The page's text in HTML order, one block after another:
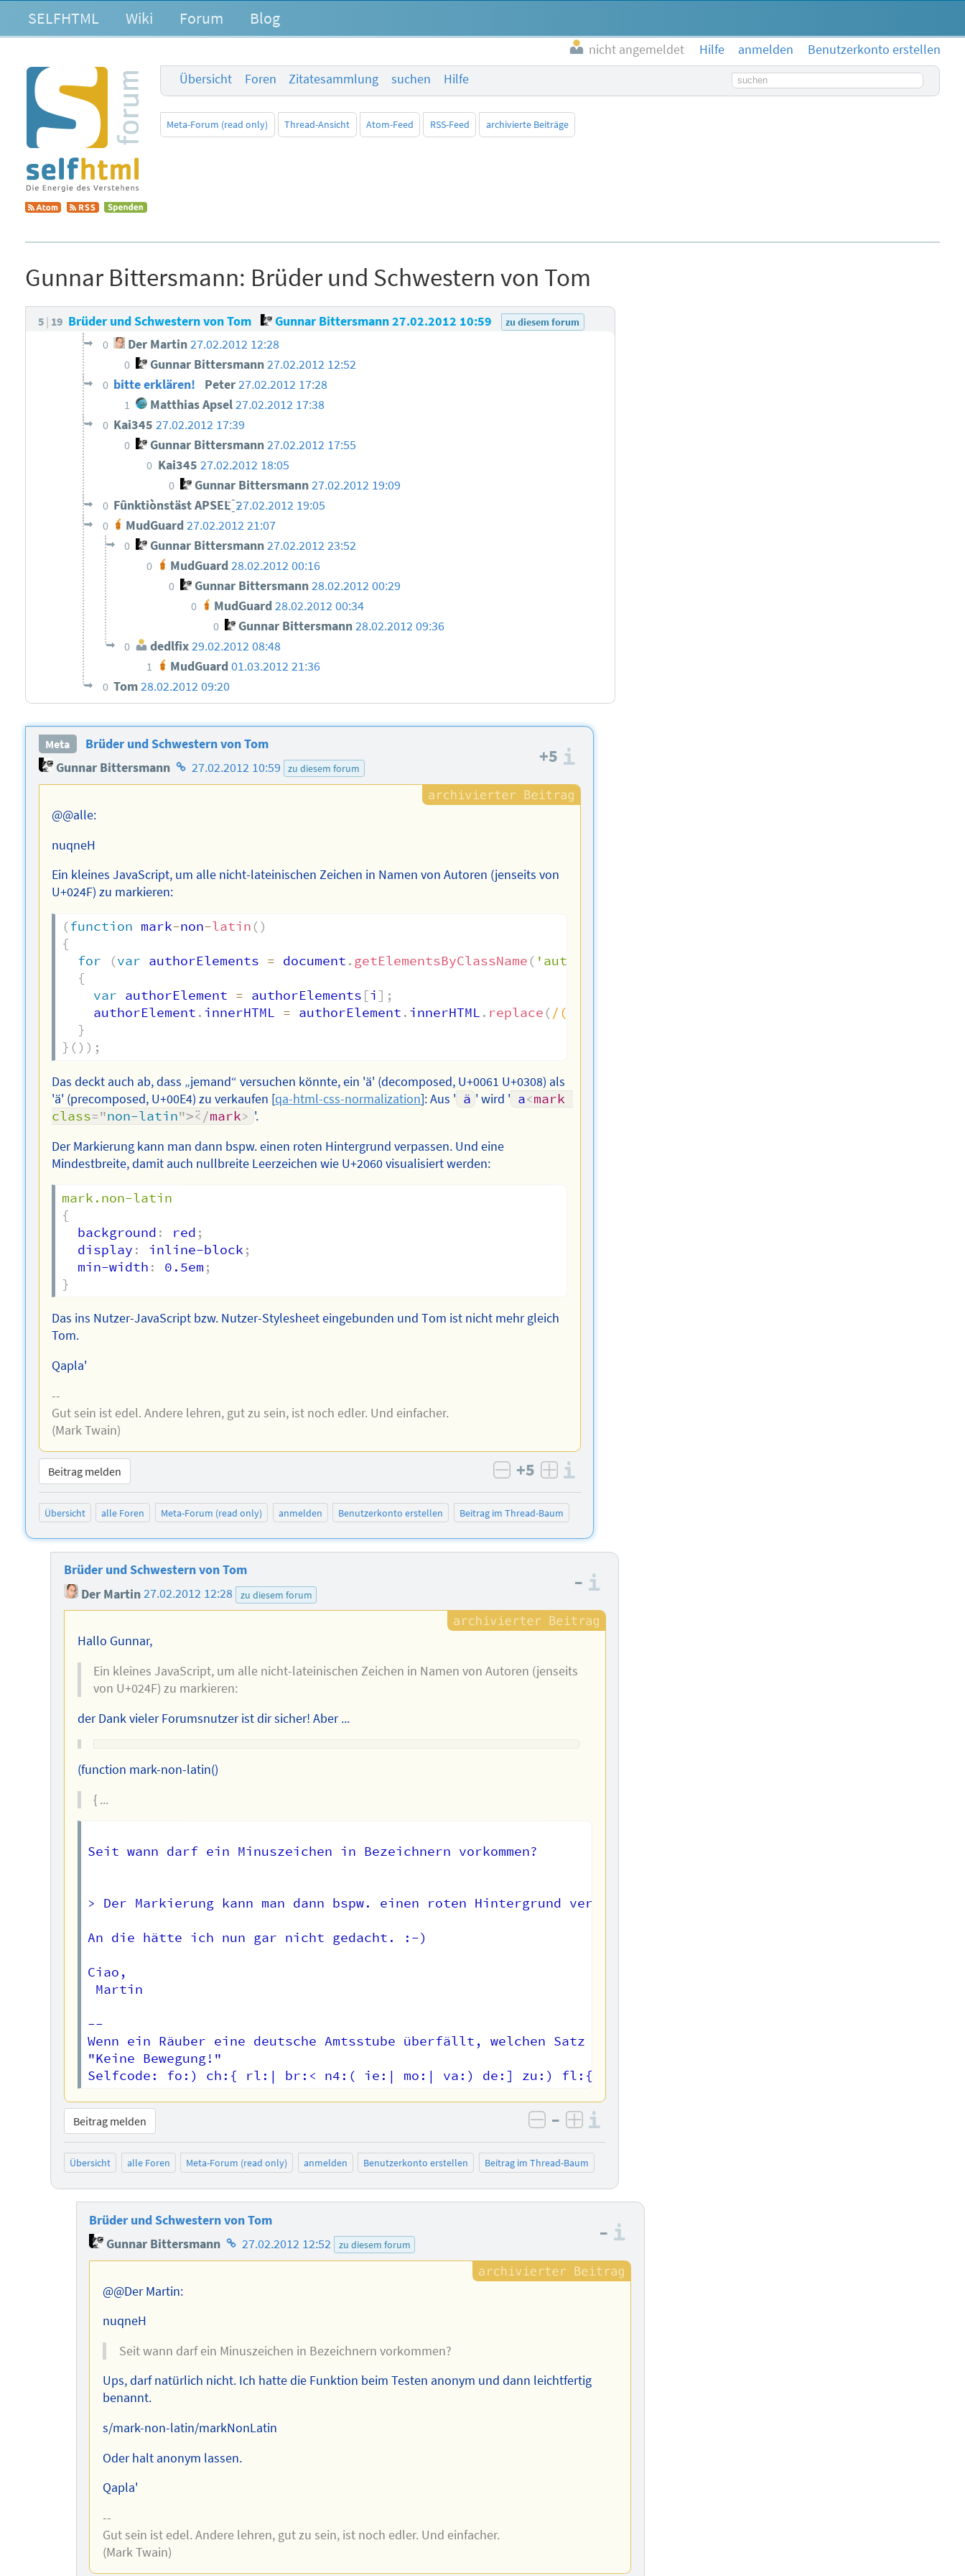
SELFHTML Wiki Forum Blog
nicht angemeldet Hilfe anmelden
Benutzerkonto erstellen
Übersicht
Foren Zitatesammlung suchen Hilfe Suchbegriff
Meta-Forum (read only) Thread-Ansicht Atom-Feed RSS-Feed archivierte Beiträge
Gunnar Bittersmann: Brüder und Schwestern von Tom
5 19 Brüder und Schwestern von Tom Gunnar Bittersmann27.02.2012 10:59 zu diesem forum
0 Der Martin27.02.2012 12:28
0 Gunnar Bittersmann27.02.2012 12:52
0 bitte erklären! Peter27.02.2012 17:28
1 Matthias Apsel27.02.2012 17:38
0 Kai34527.02.2012 17:39
0 Gunnar Bittersmann27.02.2012 17:55
0 Kai34527.02.2012 18:05
0 Gunnar Bittersmann27.02.2012 19:09
0 Fûnktiònstäst ΑΡSΕL ҈27.02.2012 19:05
0 MudGuard 27.02.2012 21:07
0 Gunnar Bittersmann27.02.2012 23:52
0 MudGuard 28.02.2012 00:16
0 Gunnar Bittersmann28.02.2012 00:29
0 MudGuard 28.02.2012 00:34
0 Gunnar Bittersmann28.02.2012 09:36
0 dedlfix29.02.2012 08:48
1 MudGuard 01.03.2012 21:36
0 Tom28.02.2012 09:20
Meta
Brüder und Schwestern von Tom
Gunnar Bittersmann Homepage
des
27.02.2012 10:59 zu diesem forum
+5
@@alle:
nuqneH
Ein kleines JavaScript, um alle nicht-lateinischen Zeichen in Namen von Autoren (jenseits von
U+024F) zu markieren:
(function mark-non-latin ()
{
for
(var authorElements = document . getElementsByClassName ( 'author'
{
var authorElement = authorElements [i ] ;
    authorElement
. innerHTML = authorElement . innerHTML . replace ( / ([^ -ɏ]+)
}
} () ) ;
Das deckt auch ab, dass „jemand“ versuchen könnte, ein 'ä' (decomposed, U+0061 U+0308) als
'ä' (precomposed, U+00E4) zu verkaufen [qa-html-css-normalization]: Aus ' ä ' wird ' a<mark
class="non-latin"></mark> '.
Der Markierung kann man dann bspw. einen roten Hintergrund verpassen. Und eine
Mindestbreite, damit auch nullbreite Leerzeichen wie U+2060 visualisiert werden:
mark.non-latin
{
  background
: red ;
  display
: inline-block ;
  min-width
: 0.5em ;
}
Das ins Nutzer-JavaScript bzw. Nutzer-Stylesheet eingebunden und Tоm ist nicht mehr gleich
Tom.
Qapla'
--
Gut sein ist edel. Andere lehren, gut zu sein, ist noch edler. Und einfacher.
(Mark Twain)
Beitrag melden negativ bewerten
+5 positiv bewerten
Übersicht alle Foren Meta-Forum (read only) anmelden Benutzerkonto erstellen Beitrag im Thread-Baum
Brüder und Schwestern von Tom
Der Martin27.02.2012 12:28 zu diesem forum
–
Hallo Gunnar,
Ein kleines JavaScript, um alle nicht-lateinischen Zeichen in Namen von Autoren (jenseits
von U+024F) zu markieren:
der Dank vieler Forumsnutzer ist dir sicher! Aber ...
(function mark-non-latin()
{ ...
Seit wann darf ein Minuszeichen in Bezeichnern vorkommen?
> Der Markierung kann man dann bspw. einen roten Hintergrund verpassen. Und eine Mindestbreite, damit auch
An die hätte ich nun gar nicht gedacht. :-)
Ciao,
Martin
--
﻿Wenn ein Räuber eine deutsche Amtsstube überfällt, welchen Satz kann er sich dann sparen?
"Keine Bewegung!"
Beitrag melden negativ bewerten
– positiv bewerten
Übersicht alle Foren Meta-Forum (read only) anmelden Benutzerkonto erstellen Beitrag im Thread-Baum
Brüder und Schwestern von Tom
Gunnar Bittersmann Homepage
des
27.02.2012 12:52 zu diesem forum
–
@@Der Martin:
nuqneH
Seit wann darf ein Minuszeichen in Bezeichnern vorkommen?
Ups, darf natürlich nicht. Ich hatte die Funktion beim Testen anonym und dann leichtfertig
benannt.
s/mark-non-latin/markNonLatin
Oder halt anonym lassen.
Qapla'
--
Gut sein ist edel. Andere lehren, gut zu sein, ist noch edler. Und einfacher.
(Mark Twain)